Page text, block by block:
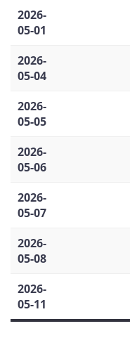
2026-
05-01
2026-
05-04
2026-
05-05
2026-
05-06
2026-
05-07
2026-
05-08
2026-
05-11